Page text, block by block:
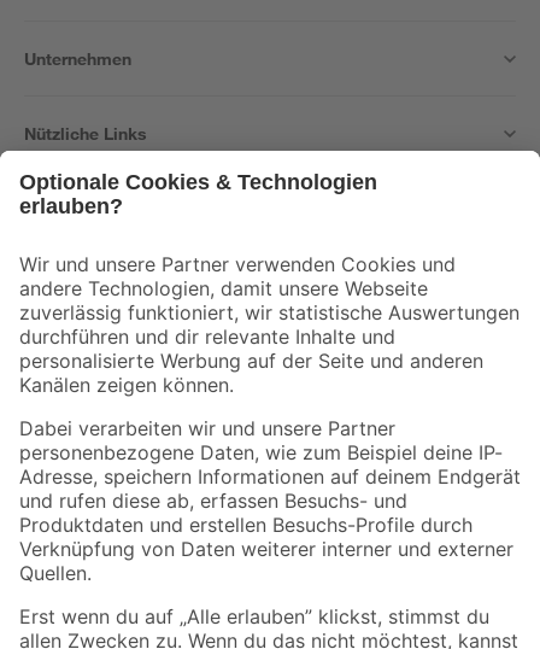
Unternehmen
Nützliche Links
Der toom Newsletter: Keine Angebote und Aktionen mehr verpassen!
Zur Newsletter Anmeldung
Folge uns
Zahlungsarten Versandarten
Sicher einkaufen